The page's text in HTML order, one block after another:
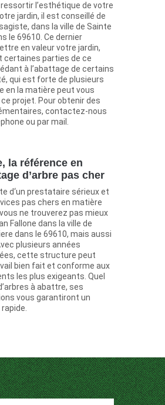
l’esthétique de votre
jardin, il est conseillé de
dans la ville de Sainte
le 69610. Ce dernier
en valeur votre jardin,
certaines parties de ce
à l’abattage de certains
qui est forte de plusieurs
en la matière peut vous
projet. Pour obtenir des
contactez-nous
ou par mail.
la référence en
d’arbre pas cher
d‘un prestataire sérieux et
pas chers en matière
ne trouverez pas mieux
Fallone dans la ville de
dans le 69610, mais aussi
plusieurs années
cette structure peut
bien fait et conforme aux
les plus exigeants. Quel
à abattre, ses
vous garantiront un